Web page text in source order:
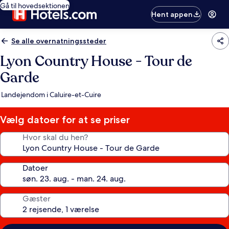
Gå til hovedsektionen
Hent appen
Se alle overnatningssteder
Lyon Country House - Tour de
Garde
Landejendom i Caluire-et-Cuire
Vælg datoer for at se priser
Hvor skal du hen?
Datoer
Gæster